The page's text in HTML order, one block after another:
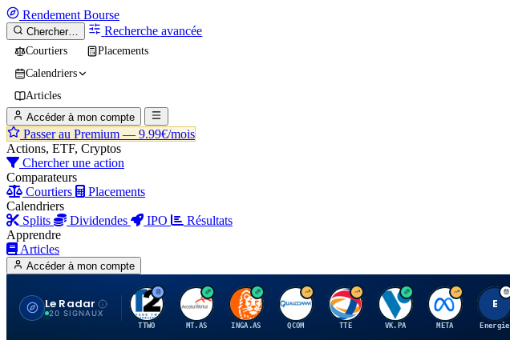
Rendement Bourse
Chercher… Recherche avancée
Courtiers
Placements
Calendriers
Articles
Accéder à mon compte
Passer au Premium — 9.99€/mois
Actions, ETF, Cryptos
Chercher une action
Comparateurs
Courtiers
Placements
Calendriers
Splits
Dividendes IPO
Résultats
Apprendre
Articles
Accéder à mon compte
Le Radar
20 SIGNAUX
T
TTWO
A
MT.AS
I
INGA.AS
Q
QCOM
T
TTE
V
VK.PA
M
META
E
Energie